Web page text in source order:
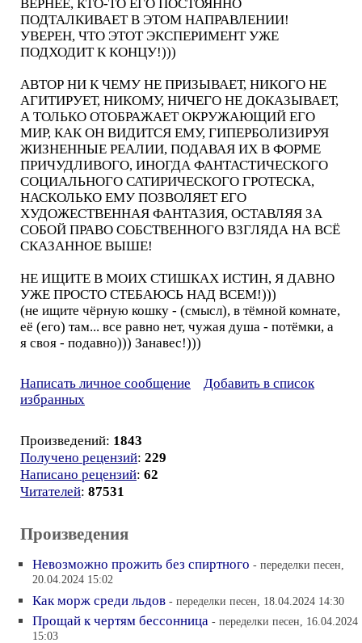
ВЕРНЕЕ, КТО-ТО ЕГО ПОСТОЯННО
ПОДТАЛКИВАЕТ В ЭТОМ НАПРАВЛЕНИИ!
УВЕРЕН, ЧТО ЭТОТ ЭКСПЕРИМЕНТ УЖЕ
ПОДХОДИТ К КОНЦУ!)))
АВТОР НИ К ЧЕМУ НЕ ПРИЗЫВАЕТ, НИКОГО НЕ
АГИТИРУЕТ, НИКОМУ, НИЧЕГО НЕ ДОКАЗЫВАЕТ,
А ТОЛЬКО ОТОБРАЖАЕТ ОКРУЖАЮЩИЙ ЕГО
МИР, КАК ОН ВИДИТСЯ ЕМУ, ГИПЕРБОЛИЗИРУЯ
ЖИЗНЕННЫЕ РЕАЛИИ, ПОДАВАЯ ИХ В ФОРМЕ
ПРИЧУДЛИВОГО, ИНОГДА ФАНТАСТИЧЕСКОГО
СОЦИАЛЬНОГО САТИРИЧЕСКОГО ГРОТЕСКА,
НАСКОЛЬКО ЕМУ ПОЗВОЛЯЕТ ЕГО
ХУДОЖЕСТВЕННАЯ ФАНТАЗИЯ, ОСТАВЛЯЯ ЗА
СОБОЙ ПРАВО СОБСТВЕННОГО ВЗГЛЯДА НА ВСЁ
СКАЗАННОЕ ВЫШЕ!
НЕ ИЩИТЕ В МОИХ СТИШКАХ ИСТИН, Я ДАВНО
УЖЕ ПРОСТО СТЕБАЮСЬ НАД ВСЕМ!)))
(не ищите чёрную кошку - (смысл), в тёмной комнате,
её (его) там... все равно нет, чужая душа - потёмки, а
я своя - подавно))) Занавес!)))
Написать личное сообщение
Добавить в список
избранных
Произведений: 1843
Получено рецензий: 229
Написано рецензий: 62
Читателей: 87531
Произведения
Невозможно прожить без спиртного - переделки песен,
20.04.2024 15:02
Как морж среди льдов - переделки песен, 18.04.2024 14:30
Прощай к чертям бессонница - переделки песен, 16.04.2024
15:03